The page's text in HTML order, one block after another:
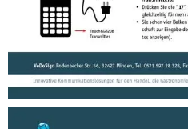
Anleitungen